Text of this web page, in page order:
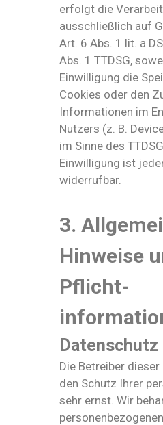
erfolgt die
ausschließlich auf
Art. 6 Abs. 1 lit. a
Abs. 1 TTDSG,
Einwilligung die
Cookies oder den
Informationen im
Nutzers (z. B.
im Sinne des
Einwilligung ist
widerrufbar.
3.
Hinweise
Pflicht­
Datenschutz
Die Betreiber dieser
den Schutz Ihrer
sehr ernst. Wir